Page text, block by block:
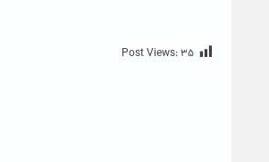
Post Views:۳۵